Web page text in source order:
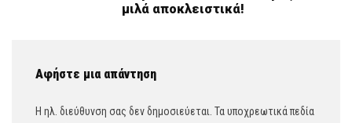
μιλά αποκλειστικά!
Αφήστε μια απάντηση
Η ηλ. διεύθυνση σας δεν δημοσιεύεται. Τα υποχρεωτικά πεδία